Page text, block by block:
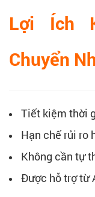
Lợi Ích
Chuyển
Tiết kiệm thời
Hạn chế rủi ro
Không cần tự
Được hỗ trợ từ